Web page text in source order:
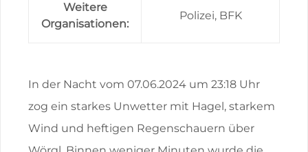
Weitere
Organisationen:
Polizei, BFK
In der Nacht vom 07.06.2024 um 23:18 Uhr
zog ein starkes Unwetter mit Hagel, starkem
Wind und heftigen Regenschauern über